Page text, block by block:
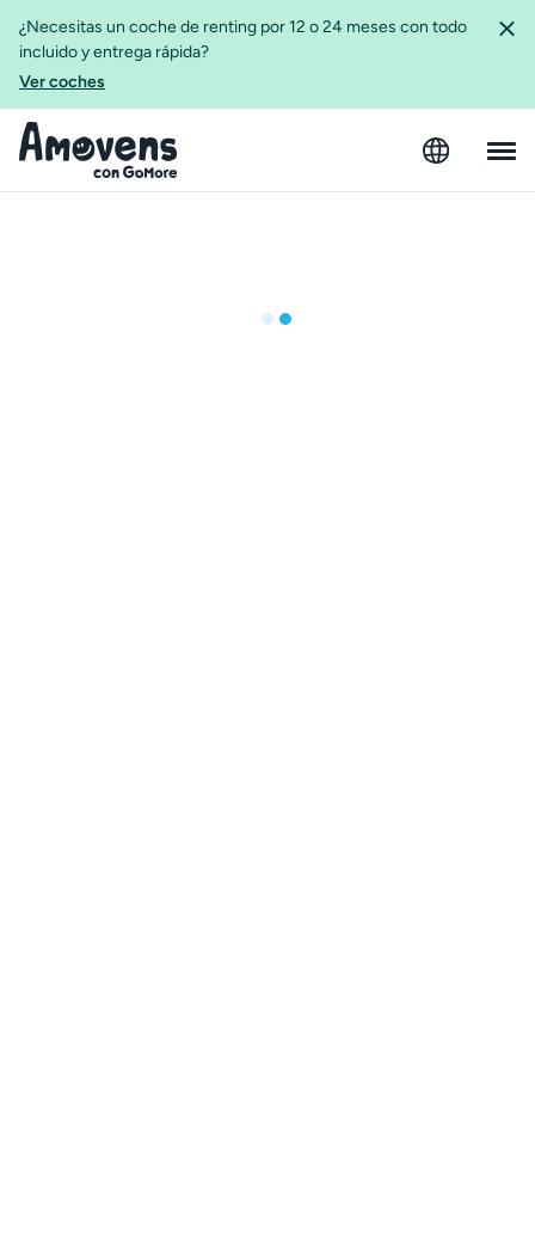
¿Necesitas un coche de renting por 12 o 24 meses con todo
incluido y entrega rápida?
Ver coches